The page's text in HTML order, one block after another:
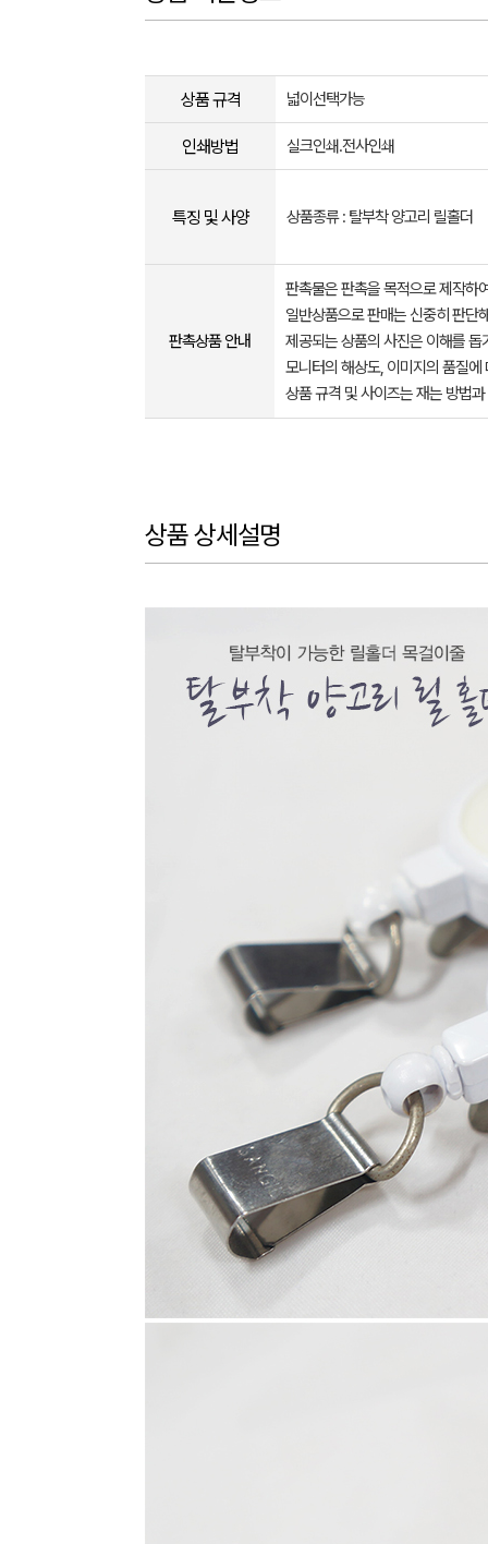
상품 규격 넓이선택가능
인쇄방법 실크인쇄.전사인쇄
특징 및 사양 상품종류 : 탈부착 양고리 릴홀더
판촉상품 안내
판촉물은 판촉을 목적으로 제작하
일반상품으로 판매는 신중히 판단
제공되는 상품의 사진은 이해를
모니터의 해상도, 이미지의 품질
상품 규격 및 사이즈는 재는 방법
상품 상세설명